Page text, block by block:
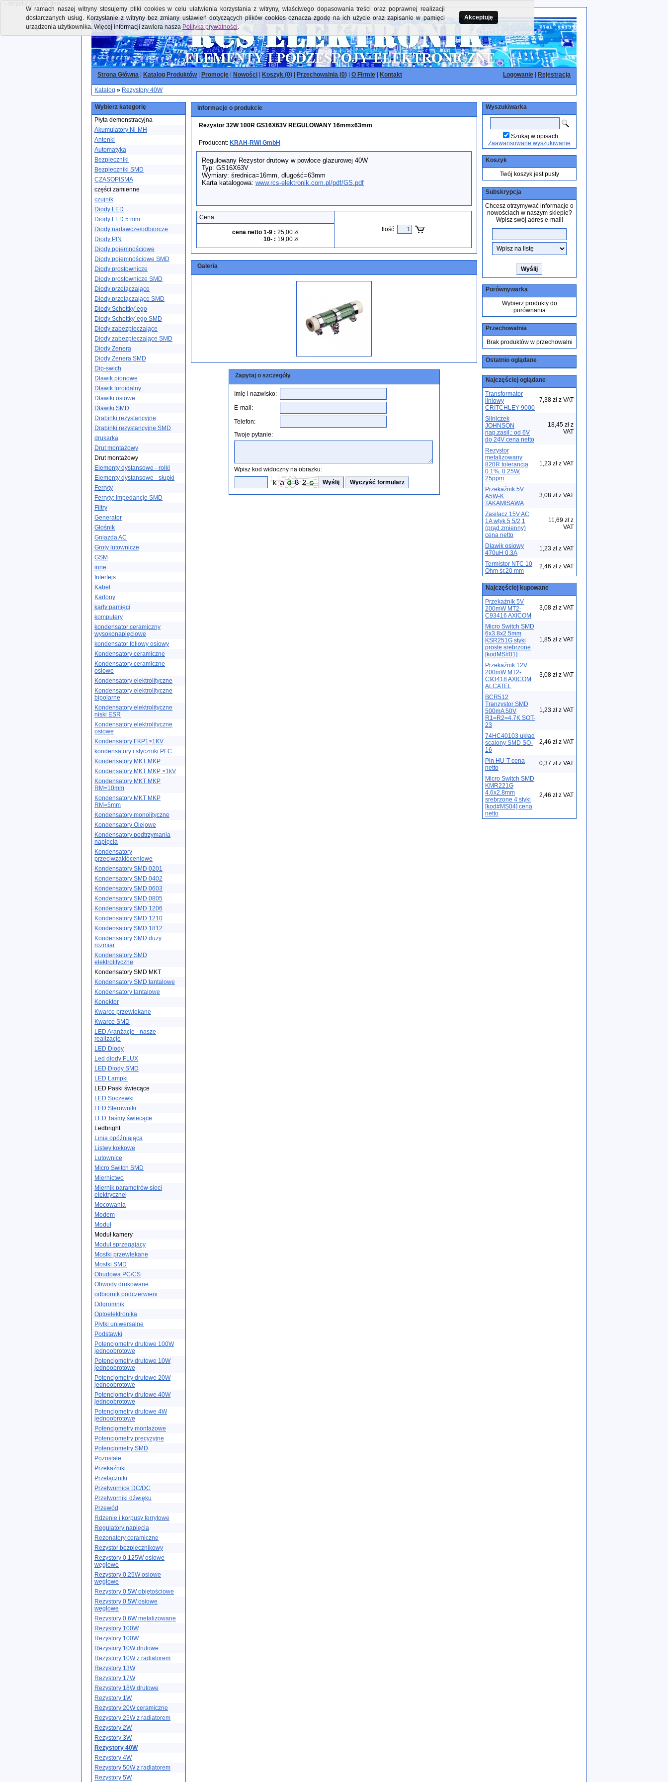
- skrypt z jasnym tłem:
Strona Główna Katalog Produktów| Promocje Nowości Koszyk (0) Przechowalnia (0) O Firmie Kontakt Logowanie Rejestracja
Katalog » Rezystory 40W
Wybierz kategorię
Płyta demonstracyjna
Akumulatory Ni-MH
Antenki
Automatyka
Bezpieczniki
Bezpieczniki SMD
CZASOPISMA
części zamienne
czujnik
Diody LED
Diody LED 5 mm
Diody nadawcze/odbiorcze
Diody PIN
Diody pojemnościowe
Diody pojemnościowe SMD
Diody prostownicze
Diody prostownicze SMD
Diody przełączające
Diody przełączające SMD
Diody Schottky´ego
Diody Schottky´ego SMD
Diody zabezpieczające
Diody zabezpieczające SMD
Diody Zenera
Diody Zenera SMD
Dip-swich
Dławik pionowe
Dławik toroidalny
Dławiki osiowe
Dławiki SMD
Drabinki rezystancyjne
Drabinki rezystancyjne SMD
drukarka
Drut montażowy
Drut montażowy
Elementy dystansowe - rolki
Elementy dystansowe - słupki
Ferryty
Ferryty; Impedancje SMD
Filtry
Generator
Głośnik
Gniazda AC
Groty lutownicze
GSM
inne
Interfejs
Kabel
Kartony
karty pamięci
komputery
kondensator ceramiczny
wysokonapięciowe
kondensator foliowy osiowy
Kondensatory ceramiczne
Kondensatory ceramiczne
osiowe
Kondensatory elektrolityczne
Kondensatory elektrolityczne
bipolarne
Kondensatory elektrolityczne
niski ESR
Kondensatory elektrolityczne
osiowe
Kondensatory FKP1>1KV
kondensatory i styczniki PFC
Kondensatory MKT MKP
Kondensatory MKT MKP >1kV
Kondensatory MKT MKP
RM=10mm
Kondensatory MKT MKP
RM=5mm
Kondensatory monolityczne
Kondensatory Olejowe
Kondensatory podtrzymania
napięcia
Kondensatory
przeciwzakłóceniowe
Kondensatory SMD 0201
Kondensatory SMD 0402
Kondensatory SMD 0603
Kondensatory SMD 0805
Kondensatory SMD 1206
Kondensatory SMD 1210
Kondensatory SMD 1812
Kondensatory SMD duży
rozmiar
Kondensatory SMD
elektrolityczne
Kondensatory SMD MKT
Kondensatory SMD tantalowe
Kondensatory tantalowe
Konektor
Kwarce przewlekane
Kwarce SMD
LED Aranżacje - nasze
realizacje
LED Diody
Led diody FLUX
LED Diody SMD
LED Lampki
LED Paski świecące
LED Soczewki
LED Sterowniki
LED Taśmy świecące
Ledbright
Linia opóźniająca
Listwy kołkowe
Lutownice
Micro Switch SMD
Miernictwo
Miernik parametrów sieci
elektrycznej
Mocowania
Modem
Moduł
Moduł kamery
Moduł sprzegajacy
Mostki przewlekane
Mostki SMD
Obudowa PC/CS
Obwody drukowane
odbiornik podczerwieni
Odgromnik
Optoelektronika
Płytki uniwersalne
Podstawki
Potencjometry drutowe 100W
jednoobrotowe
Potencjometry drutowe 10W
jednoobrotowe
Potencjometry drutowe 20W
jednoobrotowe
Potencjometry drutowe 40W
jednoobrotowe
Potencjometry drutowe 4W
jednoobrotowe
Potencjometry montażowe
Potencjometry precyzyjne
Potencjometry SMD
Pozostałe
Przekaźniki
Przełączniki
Przetwornice DC/DC
Przetworniki dźwięku
Przewód
Rdzenie i korpusy ferrytowe
Regulatory napięcia
Rezonatory ceramiczne
Rezystor bezpiecznikowy
Rezystory 0.125W osiowe
węglowe
Rezystory 0.25W osiowe
węglowe
Rezystory 0.5W objętościowe
Rezystory 0.5W osiowe
węglowe
Rezystory 0.6W metalizowane
Rezystory 100W
Rezystory 100W
Rezystory 10W drutowe
Rezystory 10W z radiatorem
Rezystory 13W
Rezystory 17W
Rezystory 18W drutowe
Rezystory 1W
Rezystory 20W ceramiczne
Rezystory 25W z radiatorem
Rezystory 2W
Rezystory 3W
Rezystory 40W
Rezystory 4W
Rezystory 50W z radiatorem
Rezystory 5W
Informacje o produkcie
Rezystor 32W 100R GS16X63V REGULOWANY 16mmx63mm
Producent: KRAH-RWI GmbH
Regulowany Rezystor drutowy w powłoce glazurowej 40W
Typ: GS16X63V
Wymiary: średnica=16mm, długość=63mm
Karta katalogowa: www.rcs-elektronik.com.pl/pdf/GS.pdf
Cena
Ilość
cena netto 1-9 : 25,00 zł
10- : 19,00 zł
Galeria
Zapytaj o szczegóły
Imię i nazwisko:
E-mail:
Telefon:
Twoje pytanie:
Wpisz kod widoczny na obrazku:
Wyszukiwarka
Szukaj w opisach
Zaawansowane wyszukiwanie
Koszyk
Twój koszyk jest pusty
Subskrypcja
Chcesz otrzymywać informacje o
nowościach w naszym sklepie?
Wpisz swój adres e-mail!
Porównywarka
Wybierz produkty do
porównania
Przechowalnia
Brak produktów w przechowalni
Ostatnio oglądane
Najczęściej oglądane
Transformator
liniowy
CRITCHLEY-9000
7,38 zł z VAT
Silniczek
JOHNSON
nap.zasil.: od 6V
do 24V cena netto
18,45 zł z
VAT
Rezystor
metalizowany
820R tolerancja
0.1%, 0.25W,
25ppm
1,23 zł z VAT
Przekaźnik 5V
A5W-K
TAKAMISAWA
3,08 zł z VAT
Zasilacz 15V AC
1A wtyk 5,5/2,1
(prąd zmienny)
cena netto
11,69 zł z
VAT
Dławik osiowy
470uH 0.3A
1,23 zł z VAT
Termistor NTC 10
Ohm śr.20 mm
2,46 zł z VAT
Najczęściej kupowane
Przekaźnik 5V
200mW MT2-
C93416 AXICOM
3,08 zł z VAT
Micro Switch SMD
6x3.8x2.5mm
KSR251G styki
proste srebrzone
[kodMS#01]
1,85 zł z VAT
Przekaźnik 12V
200mW MT2-
C93418 AXICOM
ALCATEL
3,08 zł z VAT
BCR512
Tranzystor SMD
500mA 50V
R1=R2=4.7K SOT-
23
1,23 zł z VAT
74HC40103 układ
scalony SMD SO-
16
2,46 zł z VAT
Pin HU-T cena
netto
0,37 zł z VAT
Micro Switch SMD
KMR221G
4.6x2.8mm
srebrzone 4 styki
[kod#MS04] cena
netto
2,46 zł z VAT
W ramach naszej witryny stosujemy pliki cookies w celu ułatwienia korzystania z witryny, właściwego dopasowania treści oraz poprawnej realizacji
dostarczanych usług. Korzystanie z witryny bez zmiany ustawień dotyczących plików cookies oznacza zgodę na ich użycie oraz zapisanie w pamięci
urządzenia użytkownika. Więcej informacji zawiera nasza Polityka prywatności.
Akceptuję